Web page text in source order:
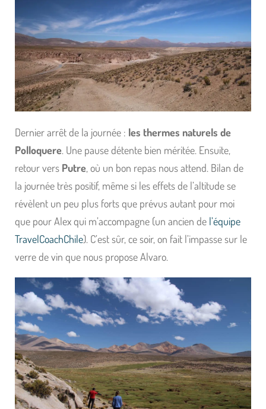
Dernier arrêt de la journée : les thermes naturels de
Polloquere. Une pause détente bien méritée. Ensuite,
retour vers Putre, où un bon repas nous attend. Bilan de
la journée très positif, même si les effets de l’altitude se
révèlent un peu plus forts que prévus autant pour moi
que pour Alex qui m’accompagne (un ancien de l’équipe
TravelCoachChile). C’est sûr, ce soir, on fait l’impasse sur le
verre de vin que nous propose Alvaro.